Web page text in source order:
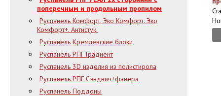
поперечным и продольным пропилом
Руспанель Комфорт. Эко Комфорт. Эко
Комфорт+. Антистук.
Руспанель Кремлевские блоки
Руспанель РПГ Градиент
Руспанель 3D изделия из полистирола
Руспанель РПГ Сэндвич+фанера
Руспанель Поддоны